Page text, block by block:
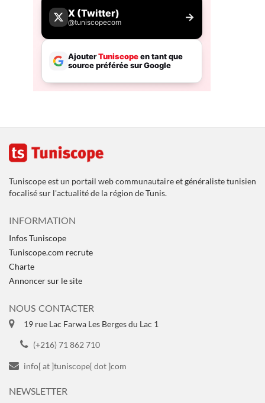
Tuniscope est un portail web communautaire et généraliste tunisien
focalisé sur l'actualité de la région de Tunis.
INFORMATION
Infos Tuniscope
Tuniscope.com recrute
Charte
Annoncer sur le site
NOUS CONTACTER
19 rue Lac Farwa Les Berges du Lac 1
(+216) 71 862 710
info[ at ]tuniscope[ dot ]com
NEWSLETTER